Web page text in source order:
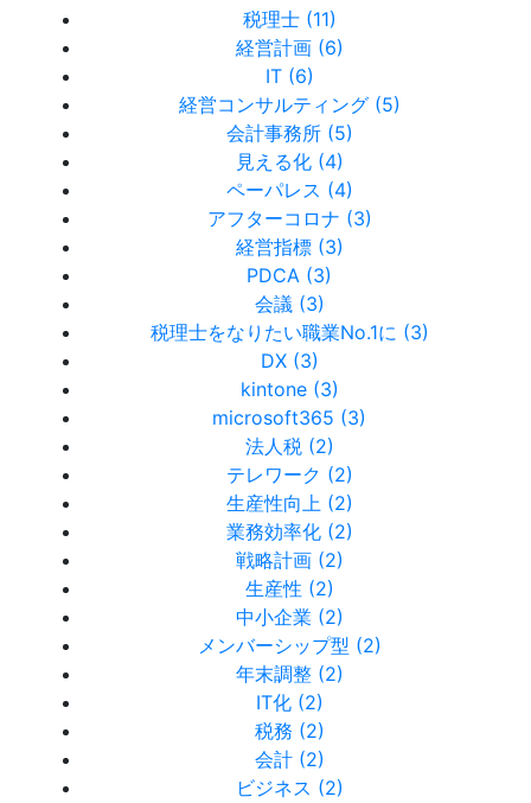
税理士 (11)
経営計画 (6)
IT (6)
経営コンサルティング (5)
会計事務所 (5)
見える化 (4)
ペーパレス (4)
アフターコロナ (3)
経営指標 (3)
PDCA (3)
会議 (3)
税理士をなりたい職業No.1に (3)
DX (3)
kintone (3)
microsoft365 (3)
法人税 (2)
テレワーク (2)
生産性向上 (2)
業務効率化 (2)
戦略計画 (2)
生産性 (2)
中小企業 (2)
メンバーシップ型 (2)
年末調整 (2)
IT化 (2)
税務 (2)
会計 (2)
ビジネス (2)